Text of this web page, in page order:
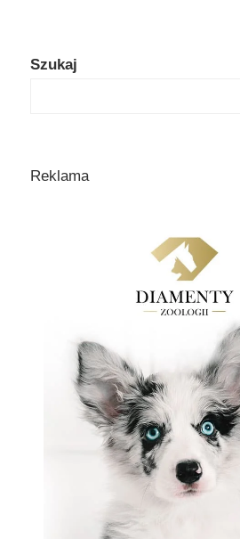
Szukaj
Reklama